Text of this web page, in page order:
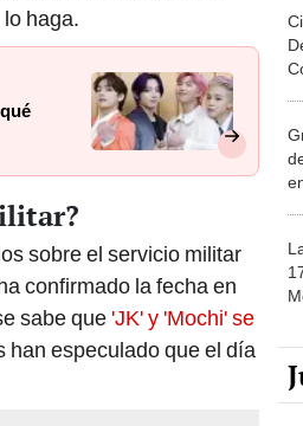
haga.
sobre el servicio militar
confirmado la fecha en
sabe que 'JK' y 'Mochi' se
han especulado que el día